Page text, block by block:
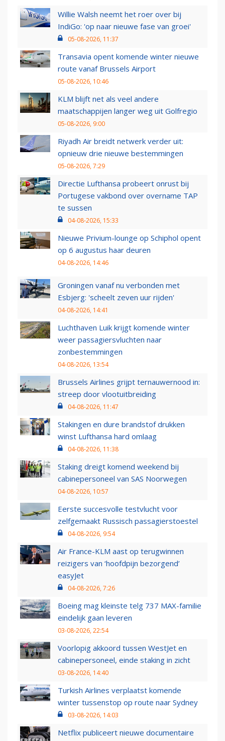
Willie Walsh neemt het roer over bij
IndiGo: 'op naar nieuwe fase van groei'
05-08-2026, 11:37
Transavia opent komende winter nieuwe
route vanaf Brussels Airport
05-08-2026, 10:46
KLM blijft net als veel andere
maatschappijen langer weg uit Golfregio
05-08-2026, 9:00
Riyadh Air breidt netwerk verder uit:
opnieuw drie nieuwe bestemmingen
05-08-2026, 7:29
Directie Lufthansa probeert onrust bij
Portugese vakbond over overname TAP
te sussen
04-08-2026, 15:33
Nieuwe Privium-lounge op Schiphol opent
op 6 augustus haar deuren
04-08-2026, 14:46
Groningen vanaf nu verbonden met
Esbjerg: 'scheelt zeven uur rijden'
04-08-2026, 14:41
Luchthaven Luik krijgt komende winter
weer passagiersvluchten naar
zonbestemmingen
04-08-2026, 13:54
Brussels Airlines grijpt ternauwernood in:
streep door vlootuitbreiding
04-08-2026, 11:47
Stakingen en dure brandstof drukken
winst Lufthansa hard omlaag
04-08-2026, 11:38
Staking dreigt komend weekend bij
cabinepersoneel van SAS Noorwegen
04-08-2026, 10:57
Eerste succesvolle testvlucht voor
zelfgemaakt Russisch passagierstoestel
04-08-2026, 9:54
Air France-KLM aast op terugwinnen
reizigers van ‘hoofdpijn bezorgend’
easyJet
04-08-2026, 7:26
Boeing mag kleinste telg 737 MAX-familie
eindelijk gaan leveren
03-08-2026, 22:54
Voorlopig akkoord tussen WestJet en
cabinepersoneel, einde staking in zicht
03-08-2026, 14:40
Turkish Airlines verplaatst komende
winter tussenstop op route naar Sydney
03-08-2026, 14:03
Netflix publiceert nieuwe documentaire